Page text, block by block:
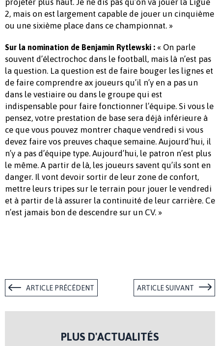
projeter plus haut. Je ne dis pas qu’on va jouer la Ligue
2, mais on est largement capable de jouer un cinquième
ou une sixième place dans ce championnat. »
Sur la nomination de Benjamin Rytlewski : « On parle
souvent d’électrochoc dans le football, mais là n’est pas
la question. La question est de faire bouger les lignes et
de faire comprendre ax joueurs qu’il n’y en a pas un
dans le vestiaire ou dans le groupe qui est
indispensable pour faire fonctionner l’équipe. Si vous le
pensez, votre prestation de base sera déjà inférieure à
ce que vous pouvez montrer chaque vendredi si vous
devez faire vos preuves chaque semaine. Aujourd’hui, il
n’y a pas d’équipe type. Aujourd’hui, le patron n’est plus
le même. A partir de là, les joueurs savent qu’ils sont en
danger. Il vont devoir sortir de leur zone de confort,
mettre leurs tripes sur le terrain pour jouer le vendredi
et à partir de là assurer la continuité de leur carrière. Ce
n’est jamais bon de descendre sur un CV. »
ARTICLE PRÉCÉDENT ARTICLE SUIVANT
PLUS D'ACTUALITÉS